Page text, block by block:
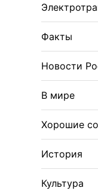
Факты
Новости
В мире
Хорошие
История
Культура